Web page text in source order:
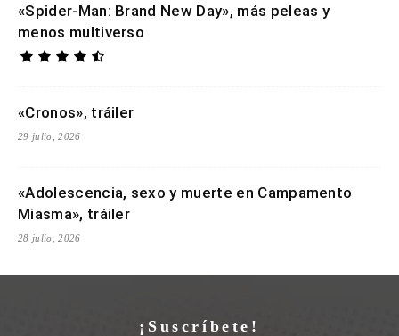
«Spider-Man: Brand New Day», más peleas y
menos multiverso
«Cronos», tráiler
29 julio, 2026
«Adolescencia, sexo y muerte en Campamento
Miasma», tráiler
28 julio, 2026
¡Suscríbete!